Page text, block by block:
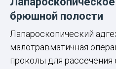
брюшной полости
Лапароскопический
малотравматичная
проколы для